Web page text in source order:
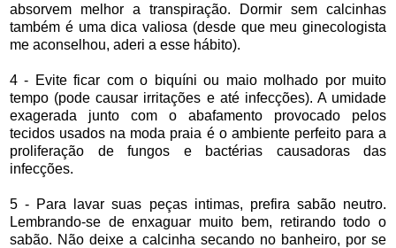
absorvem melhor a transpiração. Dormir sem calcinhas
também é uma dica valiosa (desde que meu ginecologista
me aconselhou, aderi a esse hábito).
4 - Evite ficar com o biquíni ou maio molhado por muito
tempo (pode causar irritações e até infecções). A umidade
exagerada junto com o abafamento provocado pelos
tecidos usados na moda praia é o ambiente perfeito para a
proliferação de fungos e bactérias causadoras das
infecções.
5 - Para lavar suas peças intimas, prefira sabão neutro.
Lembrando-se de enxaguar muito bem, retirando todo o
sabão. Não deixe a calcinha secando no banheiro, por se